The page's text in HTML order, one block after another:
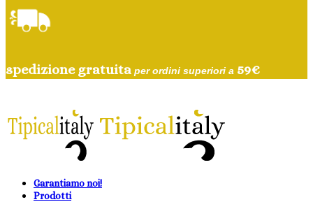
spedizione gratuita per ordini superiori a 59€
Garantiamo noi!
Prodotti